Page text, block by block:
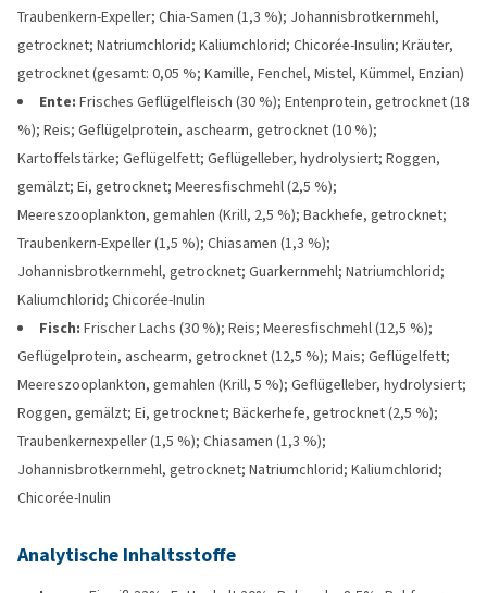
Traubenkern-Expeller; Chia-Samen (1,3 %); Johannisbrotkernmehl,
getrocknet; Natriumchlorid; Kaliumchlorid; Chicorée-Insulin; Kräuter,
getrocknet (gesamt: 0,05 %; Kamille, Fenchel, Mistel, Kümmel, Enzian)
Ente: Frisches Geflügelfleisch (30 %); Entenprotein, getrocknet (18
%); Reis; Geflügelprotein, aschearm, getrocknet (10 %);
Kartoffelstärke; Geflügelfett; Geflügelleber, hydrolysiert; Roggen,
gemälzt; Ei, getrocknet; Meeresfischmehl (2,5 %);
Meereszooplankton, gemahlen (Krill, 2,5 %); Backhefe, getrocknet;
Traubenkern-Expeller (1,5 %); Chiasamen (1,3 %);
Johannisbrotkernmehl, getrocknet; Guarkernmehl; Natriumchlorid;
Kaliumchlorid; Chicorée-Inulin
Fisch: Frischer Lachs (30 %); Reis; Meeresfischmehl (12,5 %);
Geflügelprotein, aschearm, getrocknet (12,5 %); Mais; Geflügelfett;
Meereszooplankton, gemahlen (Krill, 5 %); Geflügelleber, hydrolysiert;
Roggen, gemälzt; Ei, getrocknet; Bäckerhefe, getrocknet (2,5 %);
Traubenkernexpeller (1,5 %); Chiasamen (1,3 %);
Johannisbrotkernmehl, getrocknet; Natriumchlorid; Kaliumchlorid;
Chicorée-Inulin
Analytische Inhaltsstoffe